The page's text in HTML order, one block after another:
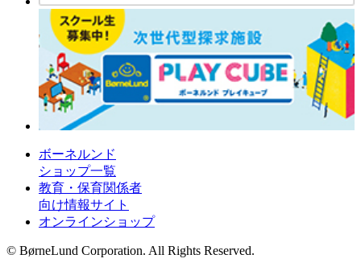
ボーネルンド
ショップ一覧
教育・保育関係者
向け情報サイト
オンラインショップ
© BørneLund Corporation. All Rights Reserved.